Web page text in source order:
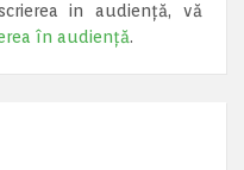
in audiență, vă
în audiență.